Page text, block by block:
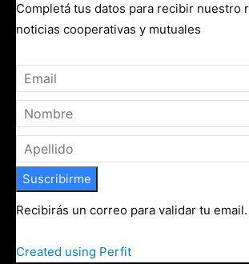
Completá tus datos para recibir nuestro
noticias cooperativas y mutuales
Suscribirme
Recibirás un correo para validar tu
Created using Perfit